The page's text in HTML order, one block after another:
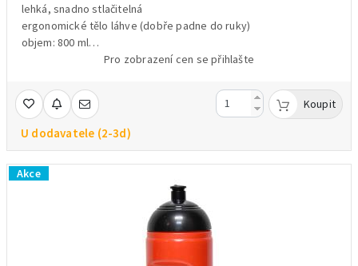
lehká, snadno stlačitelná
ergonomické tělo láhve (dobře padne do ruky)
objem: 800 ml
materiál: potravinářský polyethylen (PE)
Pro zobrazení cen se přihlašte
U dodavatele (2-3d)
Koupit
Akce